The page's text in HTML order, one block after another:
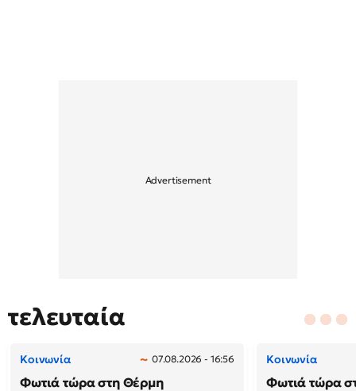
τελευταία
Κοινωνία 07.08.2026 - 16:56
Φωτιά τώρα στη Θέρμη
Κοινωνία
Φωτιά τώρα